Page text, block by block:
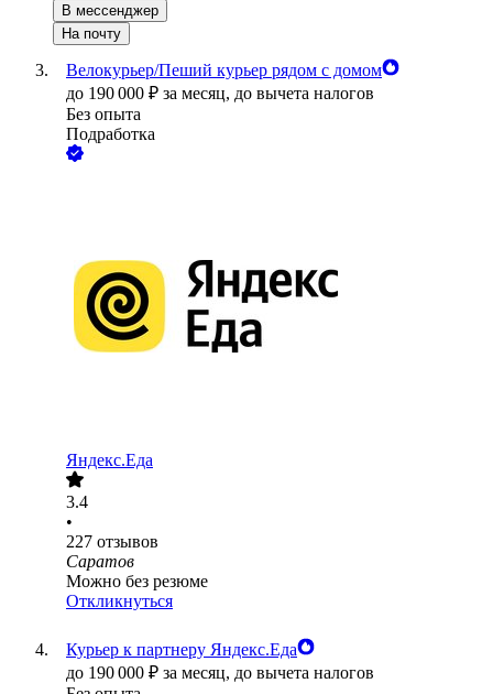
В мессенджер
На почту
Велокурьер/Пеший курьер рядом с домом
до 190 000 ₽ за месяц, до вычета налогов
Без опыта
Подработка
Яндекс.Еда
3.4
•
227 отзывов
Саратов
Можно без резюме
Откликнуться
Курьер к партнеру Яндекс.Еда
до 190 000 ₽ за месяц, до вычета налогов